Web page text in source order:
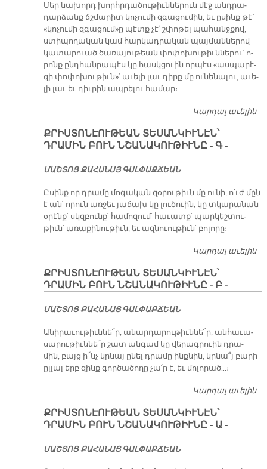
Մեր նա­խորդ խորհր­դա­ծու­թիւն­նե­րուն մէջ անդ­րա­
դար­ձանք ճշմա­րիտ կո­չու­մի զգա­ցու­մին, եւ ը­սինք թէ՝
«կո­չու­մի զգա­ցում»ը պէտք չէ՛ շփո­թել պա­հանջ­քով,
ստի­պո­ղա­կան կամ հար­կադ­րա­կան պայ­ման­նե­րով
կա­տա­րուած ծա­ռա­յու­թեան փո­փո­խու­թիւն­նե­րու՝ ո­
րոնք ընդ­հան­րա­պէս կը հասկցուին որ­պէս «աս­պա­րէ­
զի փո­փո­խու­թիւն»՝ ա­ւե­լի լաւ դիրք մը ու­նե­նա­լու, ա­ւե­
լի լաւ եւ դիւ­րին ապ­րե­լու հա­մար։
Կարդալ աւելին
ՔՐԻՍՏՈՆԷՈՒԹԵԱՆ ՏԵՍԱՆԿԻՒՆԷՆ՝
ԴՐԱՄԻՆ ԲՈՒՆ ՆՇԱՆԱԿՈՒԹԻՒՆԸ - Գ -
ՄԱՇ­ՏՈՑ ՔԱ­ՀԱ­ՆԱՅ ԳԱԼ­ՓԱՔ­ՃԵԱՆ
Ը­սինք որ դրա­մը մո­գա­կան զօ­րու­թիւն մը ու­նի, ո՛ւժ մըն
է ան՝ ո­րուն առ­ջեւ յա­ճախ կը լու­ծուին, կը տկա­րա­նան
օ­րէնք՝ սկզբունք՝ հա­մո­զում՝ հա­ւատք՝ պար­կեշ­տու­
թիւն՝ ա­ռա­քի­նու­թիւն, եւ ազ­նուու­թիւն՝ բո­լո­րը։
Կարդալ աւելին
ՔՐԻՍՏՈՆԷՈՒԹԵԱՆ ՏԵՍԱՆԿԻՒՆԷՆ՝
ԴՐԱՄԻՆ ԲՈՒՆ ՆՇԱՆԱԿՈՒԹԻՒՆԸ - Բ -
ՄԱՇ­ՏՈՑ ՔԱ­ՀԱ­ՆԱՅ ԳԱԼ­ՓԱՔ­ՃԵԱՆ
Ա­նի­րա­ւու­թիւն­նե՜ր, ա­նար­դա­րու­թիւն­նե՜ր, ան­հա­ւա­
սա­րու­թիւն­նե՜ր շատ ան­գամ կը վե­րագ­րուին դրա­
մին, բայց ի՜նչ կրնայ ը­նել դրա­մը ինք­նին, կրնա՞յ բա­րի
ըլ­լալ երբ զինք գոր­ծա­ծո­ղը չա՛ր է, եւ մո­լո­րած…։
Կարդալ աւելին
ՔՐԻՍՏՈՆԷՈՒԹԵԱՆ ՏԵՍԱՆԿԻՒՆԷՆ՝
ԴՐԱՄԻՆ ԲՈՒՆ ՆՇԱՆԱԿՈՒԹԻՒՆԸ - Ա -
ՄԱՇ­ՏՈՑ ՔԱ­ՀԱ­ՆԱՅ ԳԱԼ­ՓԱՔ­ՃԵԱՆ